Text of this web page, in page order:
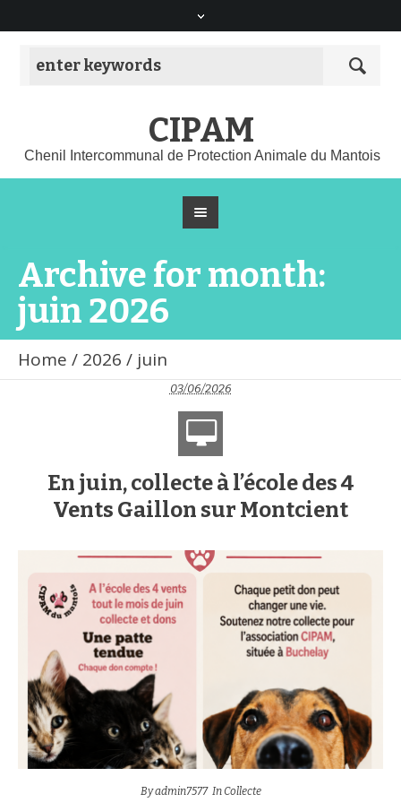
CIPAM
Chenil Intercommunal de Protection Animale du Mantois
Archive for month:
juin 2026
Home / 2026 / juin
03/06/2026
En juin, collecte à l’école des 4
Vents Gaillon sur Montcient
Byadmin7577 InCollecte